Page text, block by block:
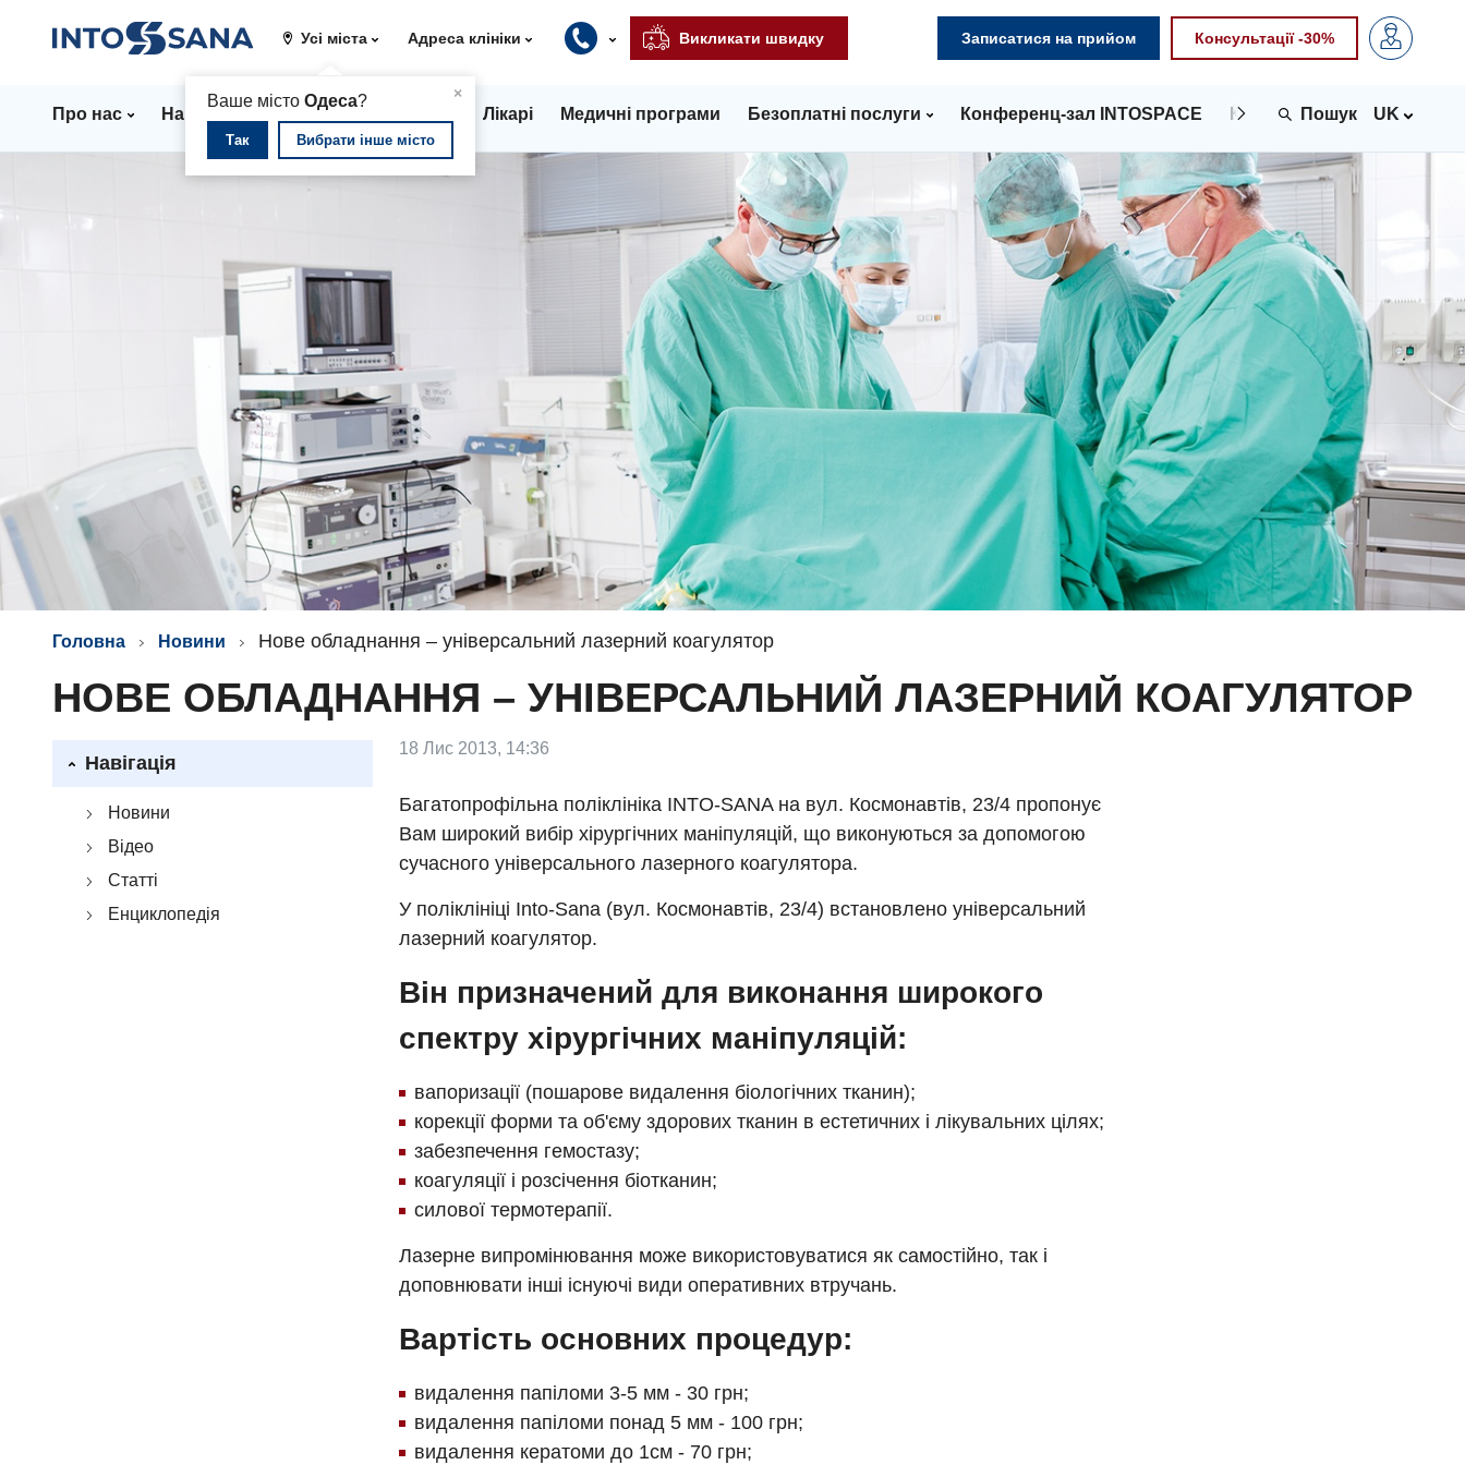
Усі міста
×
Ваше місто Одеса?
Так Вибрати інше місто
Адреса клініки Викликати швидку Записатися на прийом Консультації -30%
Про нас Напрямки Стаціонар Лікарі Медичні програми Безоплатні послуги Конференц-зал INTOSPACE Контакти UK
Головна Новини Нове обладнання – універсальний лазерний коагулятор
НОВЕ ОБЛАДНАННЯ – УНІВЕРСАЛЬНИЙ ЛАЗЕРНИЙ КОАГУЛЯТОР
Навігація
Новини
Відео
Статті
Енциклопедія
18 Лис 2013, 14:36
Багатопрофільна поліклініка INTO-SANA на вул. Космонавтів, 23/4 пропонує
Вам широкий вибір хірургічних маніпуляцій, що виконуються за допомогою
сучасного універсального лазерного коагулятора.
У поліклініці Into-Sana (вул. Космонавтів, 23/4) встановлено універсальний
лазерний коагулятор.
Він призначений для виконання широкого
спектру хірургічних маніпуляцій:
вапоризації (пошарове видалення біологічних тканин);
корекції форми та об'єму здорових тканин в естетичних і лікувальних цілях;
забезпечення гемостазу;
коагуляції і розсічення біотканин;
силової термотерапії.
Лазерне випромінювання може використовуватися як самостійно, так і
доповнювати інші існуючі види оперативних втручань.
Вартість основних процедур:
видалення папіломи 3-5 мм - 30 грн;
видалення папіломи понад 5 мм - 100 грн;
видалення кератоми до 1см - 70 грн;